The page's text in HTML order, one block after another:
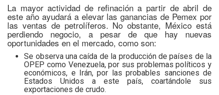
La mayor actividad de refinación a partir de abril de
este año ayudará a elevar las ganancias de Pemex por
las ventas de petrolíferos. No obstante, México está
perdiendo negocio, a pesar de que hay nuevas
oportunidades en el mercado, como son:
Se observa una caída de la producción de países de la
OPEP como Venezuela, por sus problemas políticos y
económicos, e Irán, por las probables sanciones de
Estados Unidos a este país, coartándole sus
exportaciones de crudo.